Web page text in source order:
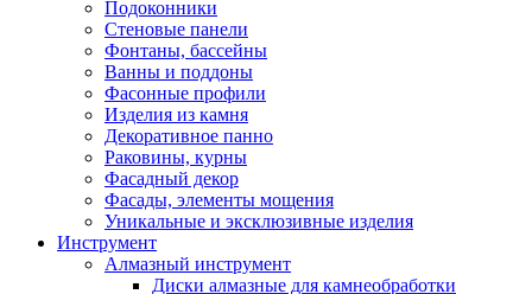
Подоконники
Стеновые панели
Фонтаны, бассейны
Ванны и поддоны
Фасонные профили
Изделия из камня
Декоративное панно
Раковины, курны
Фасадный декор
Фасады, элементы мощения
Уникальные и эксклюзивные изделия
Инструмент
Алмазный инструмент
Диски алмазные для камнеобработки